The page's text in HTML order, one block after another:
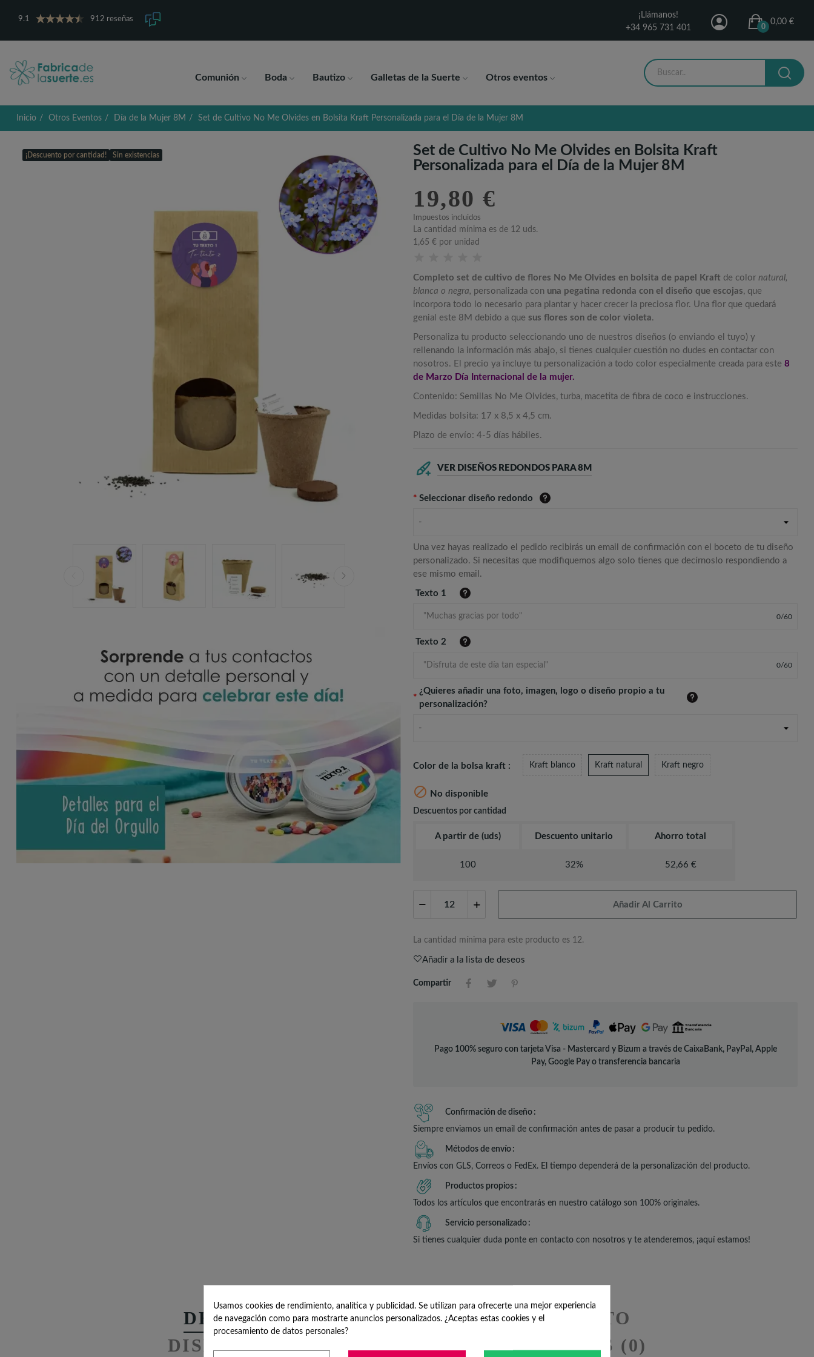
9.1 912 reseñas
¡Llámanos!
+34 965 731 401
0,00 €
0
Comunión Boda Bautizo Galletas de la Suerte Otros eventos
Inicio Otros Eventos Día de la Mujer 8M Set de Cultivo No Me Olvides en Bolsita Kraft Personalizada para el Día de la Mujer 8M
¡Descuento por cantidad! Sin existencias
Set de Cultivo No Me Olvides en Bolsita Kraft
Personalizada para el Día de la Mujer 8M
19,80 €
Impuestos incluidos
La cantidad mínima es de 12 uds.
1,65 € por unidad
Completo set de cultivo de flores No Me Olvides en bolsita de papel Kraft de color natural,
blanca o negra, personalizada con una pegatina redonda con el diseño que escojas, que
incorpora todo lo necesario para plantar y hacer crecer la preciosa flor. Una flor que quedará
genial este 8M debido a que sus flores son de color violeta.
Personaliza tu producto seleccionando uno de nuestros diseños (o enviando el tuyo) y
rellenando la información más abajo, si tienes cualquier cuestión no dudes en contactar con
nosotros. El precio ya incluye tu personalización a todo color especialmente creada para este 8
de Marzo Día Internacional de la mujer.
Contenido: Semillas No Me Olvides, turba, macetita de fibra de coco e instrucciones.
Medidas bolsita: 17 x 8,5 x 4,5 cm.
Plazo de envío: 4-5 días hábiles.
VER DISEÑOS REDONDOS PARA 8M
* Seleccionar diseño redondo
-
Una vez hayas realizado el pedido recibirás un email de confirmación con el boceto de tu diseño
personalizado. Si necesitas que modifiquemos algo solo tienes que decírnoslo respondiendo a
ese mismo email.
Texto 1
0/60
Texto 2
0/60
*
¿Quieres añadir una foto, imagen, logo o diseño propio a tu
personalización?
-
Color de la bolsa kraft : Kraft blanco Kraft natural Kraft negro
 No disponible
Descuentos por cantidad
A partir de (uds) Descuento unitario Ahorro total
100 32% 52,66 €
Añadir Al Carrito
La cantidad mínima para este producto es 12.
Añadir a la lista de deseos
Compartir
Pago 100% seguro con tarjeta Visa - Mastercard y Bizum a través de CaixaBank, PayPal, Apple
Pay, Google Pay o transferencia bancaria
Confirmación de diseño
Siempre enviamos un email de confirmación antes de pasar a producir tu pedido.
Métodos de envío
Envíos con GLS, Correos o FedEx. El tiempo dependerá de la personalización del producto.
Productos propios
Todos los artículos que encontrarás en nuestro catálogo son 100% originales.
Servicio personalizado
Si tienes cualquier duda ponte en contacto con nosotros y te atenderemos, ¡aquí estamos!
DESCRIPCIÓN
DETALLES DEL PRODUCTO
DISEÑOS REDONDOS MUJER 8M
RESEÑAS (0)
Usamos cookies de rendimiento, analítica y publicidad. Se utilizan para ofrecerte una mejor experiencia
de navegación como para mostrarte anuncios personalizados. ¿Aceptas estas cookies y el
procesamiento de datos personales?